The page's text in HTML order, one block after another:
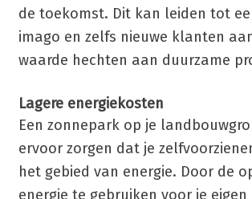
de toekomst. Dit kan leiden tot
imago en zelfs nieuwe klanten
waarde hechten aan duurzame
Lagere energiekosten
Een zonnepark op je
ervoor zorgen dat je
het gebied van energie. Door de
energie te gebruiken voor je